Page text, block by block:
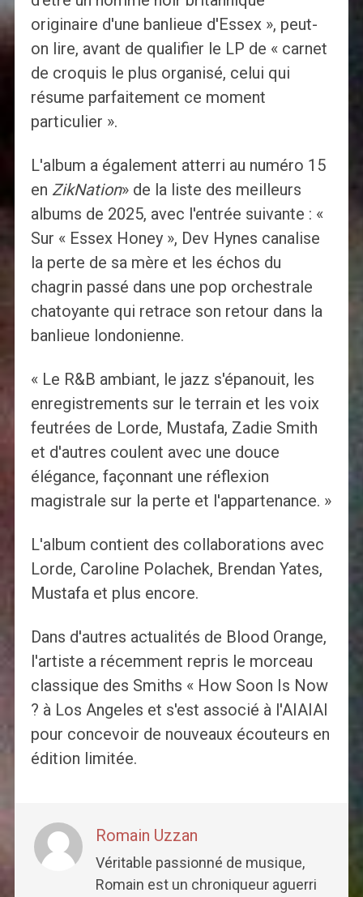
originaire d'une banlieue d'Essex », peut-
on lire, avant de qualifier le LP de « carnet
de croquis le plus organisé, celui qui
résume parfaitement ce moment
particulier ».
L'album a également atterri au numéro 15
en ZikNation» de la liste des meilleurs
albums de 2025, avec l'entrée suivante : «
Sur « Essex Honey », Dev Hynes canalise
la perte de sa mère et les échos du
chagrin passé dans une pop orchestrale
chatoyante qui retrace son retour dans la
banlieue londonienne.
« Le R&B ambiant, le jazz s'épanouit, les
enregistrements sur le terrain et les voix
feutrées de Lorde, Mustafa, Zadie Smith
et d'autres coulent avec une douce
élégance, façonnant une réflexion
magistrale sur la perte et l'appartenance. »
L'album contient des collaborations avec
Lorde, Caroline Polachek, Brendan Yates,
Mustafa et plus encore.
Dans d'autres actualités de Blood Orange,
l'artiste a récemment repris le morceau
classique des Smiths « How Soon Is Now
? à Los Angeles et s'est associé à l'AIAIAI
pour concevoir de nouveaux écouteurs en
édition limitée.
Romain Uzzan
Véritable passionné de musique,
Romain est un chroniqueur aguerri